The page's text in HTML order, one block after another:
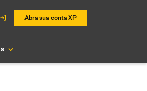
Abra sua conta XP